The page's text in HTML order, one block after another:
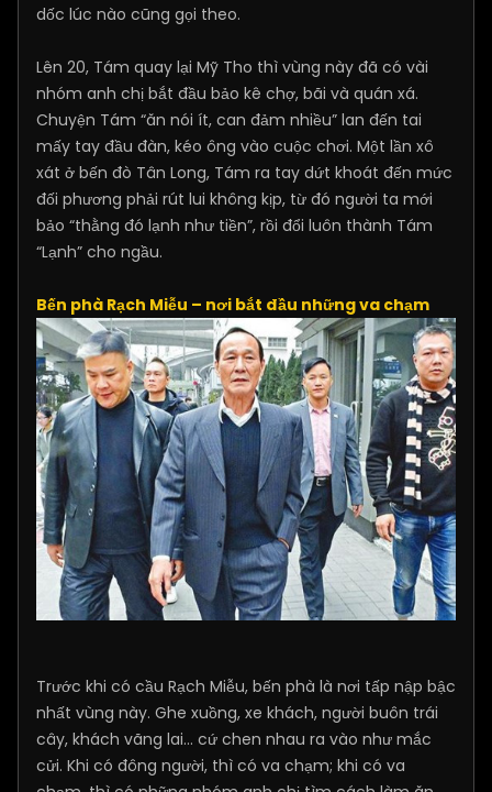
dốc lúc nào cũng gọi theo.
Lên 20, Tám quay lại Mỹ Tho thì vùng này đã có vài
nhóm anh chị bắt đầu bảo kê chợ, bãi và quán xá.
Chuyện Tám “ăn nói ít, can đảm nhiều” lan đến tai
mấy tay đầu đàn, kéo ông vào cuộc chơi. Một lần xô
xát ở bến đò Tân Long, Tám ra tay dứt khoát đến mức
đối phương phải rút lui không kịp, từ đó người ta mới
bảo “thằng đó lạnh như tiền”, rồi đổi luôn thành Tám
“Lạnh” cho ngầu.
Bến phà Rạch Miễu – nơi bắt đầu những va chạm
Trước khi có cầu Rạch Miễu, bến phà là nơi tấp nập bậc
nhất vùng này. Ghe xuồng, xe khách, người buôn trái
cây, khách vãng lai… cứ chen nhau ra vào như mắc
cửi. Khi có đông người, thì có va chạm; khi có va